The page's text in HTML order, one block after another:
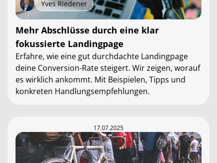
Yves Riedener
Mehr Abschlüsse durch eine klar
fokussierte Landingpage
Erfahre, wie eine gut durchdachte Landingpage
deine Conversion-Rate steigert. Wir zeigen, worauf
es wirklich ankommt. Mit Beispielen, Tipps und
konkreten Handlungsempfehlungen.
17.07.2025